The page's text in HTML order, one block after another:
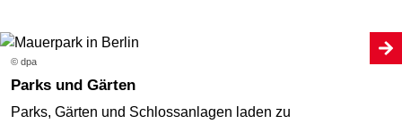
© dpa
Parks und Gärten
Parks, Gärten und Schlossanlagen laden zu